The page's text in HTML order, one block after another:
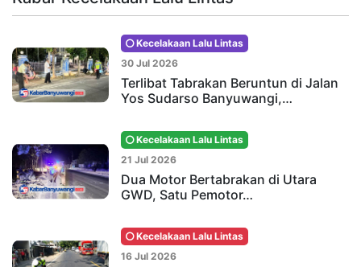
Kecelakaan Lalu Lintas
30 Jul 2026
Terlibat Tabrakan Beruntun di Jalan
Yos Sudarso Banyuwangi,…
Kecelakaan Lalu Lintas
21 Jul 2026
Dua Motor Bertabrakan di Utara
GWD, Satu Pemotor…
Kecelakaan Lalu Lintas
16 Jul 2026